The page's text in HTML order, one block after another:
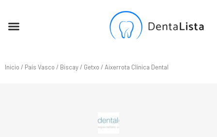
Inicio / País Vasco / Biscay/ Getxo / Aixerrota Clínica Dental